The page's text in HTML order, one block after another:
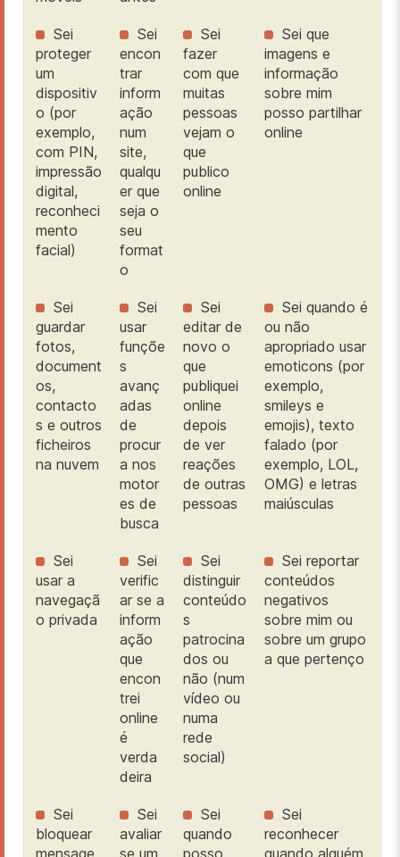
Sei
proteger
um
dispositiv
o (por
exemplo,
com PIN,
impressão
digital,
reconheci
mento
facial)
Sei
encon
trar
inform
ação
num
site,
qualqu
er que
seja o
seu
format
o
Sei
fazer
com que
muitas
pessoas
vejam o
que
publico
online
Sei que
imagens e
informação
sobre mim
posso partilhar
online
Sei
guardar
fotos,
document
os,
contacto
s e outros
ficheiros
na nuvem
Sei
usar
funçõe
s
avanç
adas
de
procur
a nos
motor
es de
busca
Sei
editar de
novo o
que
publiquei
online
depois
de ver
reações
de outras
pessoas
Sei quando é
ou não
apropriado usar
emoticons (por
exemplo,
smileys e
emojis), texto
falado (por
exemplo, LOL,
OMG) e letras
maiúsculas
Sei
usar a
navegaçã
o privada
Sei
verific
ar se a
inform
ação
que
encon
trei
online
é
verda
deira
Sei
distinguir
conteúdo
s
patrocina
dos ou
não (num
vídeo ou
numa
rede
social)
Sei reportar
conteúdos
negativos
sobre mim ou
sobre um grupo
a que pertenço
Sei
bloquear
Sei
avaliar
Sei
quando
Sei
reconhecer